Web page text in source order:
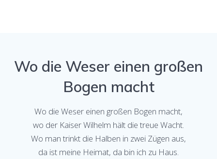
Wo die Weser einen großen
Bogen macht
Wo die Weser einen großen Bogen macht,
wo der Kaiser Wilhelm hält die treue Wacht.
Wo man trinkt die Halben in zwei Zügen aus,
da ist meine Heimat, da bin ich zu Haus.